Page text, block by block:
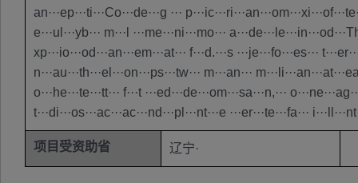
an···ep···ti···Co···de···g ···
e···ul···yb··· m···l ···me···ni···mo···
xp···io···od···an···em···at··· f···d.···s ···je···fo···es···
n···au···th···el···on···ps···tw··· m···an···
o···he···te···tt··· f···t ···ed···de···om···sa···n,···
t···di···os···ac···ac···nd···pl···nt···e ···er···te···fa···
项目受资助省 辽宁·